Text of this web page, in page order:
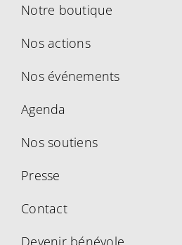
Notre boutique
Nos actions
Nos événements
Agenda
Nos soutiens
Presse
Contact
Devenir bénévole